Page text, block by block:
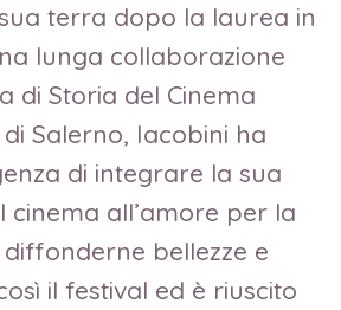
terra dopo la laurea in
lunga collaborazione
di Storia del Cinema
di Salerno, Iacobini ha
di integrare la sua
cinema all’amore per la
bellezze e
il festival ed è riuscito